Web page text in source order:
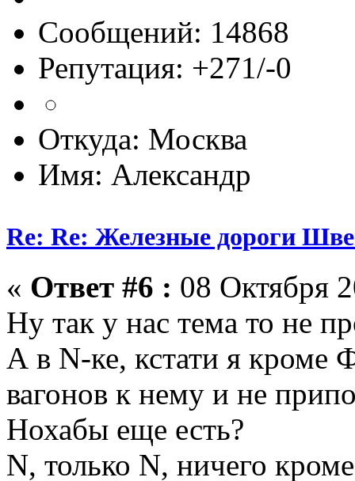
Сообщений: 14868
Репутация: +271/-0
Откуда: Москва
Имя: Александр
Re: Re: Железные дороги
« Ответ #6 : 08 Октября
Ну так у нас тема то не
А в N-ке, кстати я кроме
вагонов к нему и не
Нохабы еще есть?
N, только N, ничего